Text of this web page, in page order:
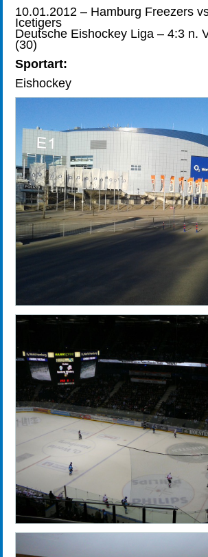
10.01.2012 – Hamburg Freezers
Icetigers
Deutsche Eishockey Liga – 4:3 n.
(30)
Sportart:
Eishockey